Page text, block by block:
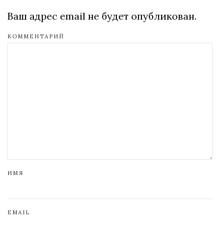
Ваш адрес email не будет опубликован.
КОММЕНТАРИЙ
ИМЯ
EMAIL